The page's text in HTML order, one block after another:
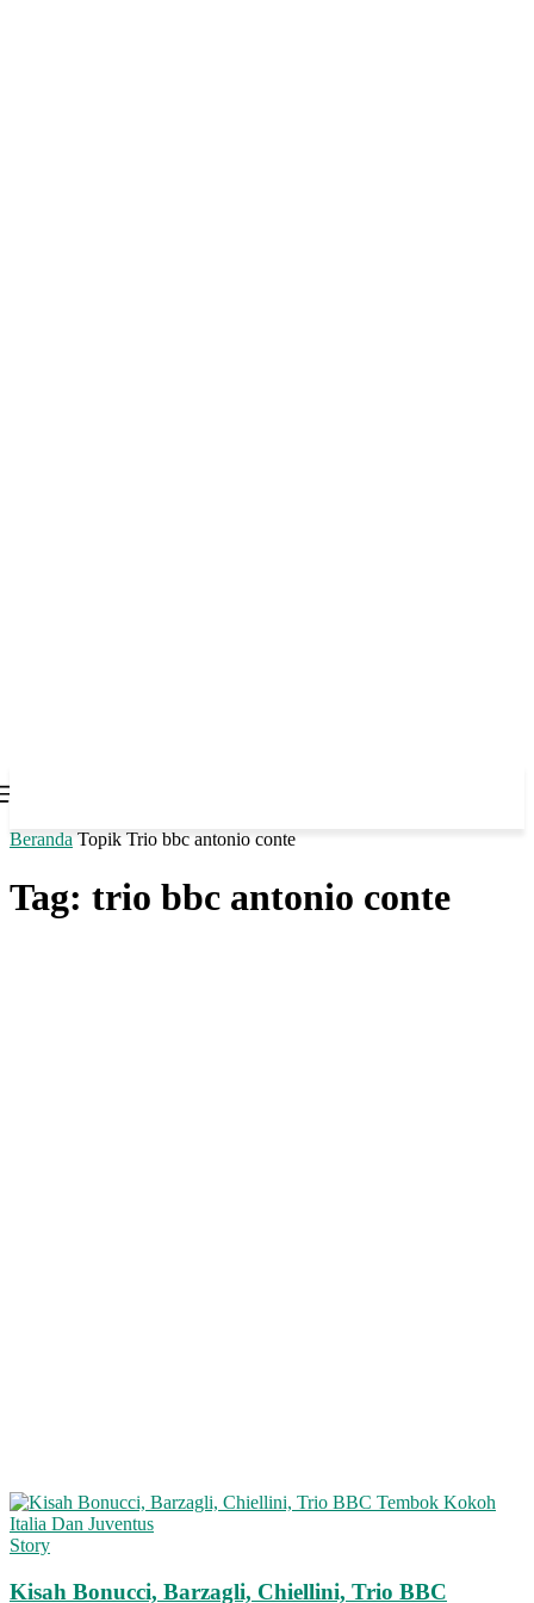
Beranda Topik Trio bbc antonio conte
Tag: trio bbc antonio conte
Story
Kisah Bonucci, Barzagli, Chiellini, Trio BBC